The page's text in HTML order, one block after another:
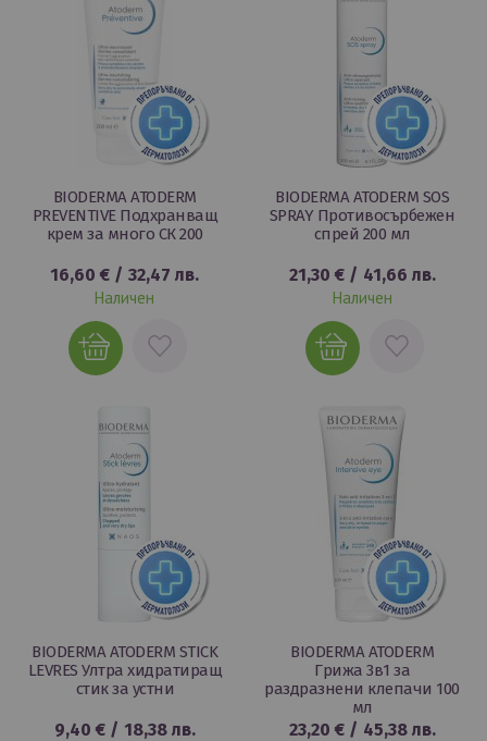
BIODERMA ATODERM
PREVENTIVE Подхранващ
крем за много СК 200
16,60 € / 32,47 лв.
Наличен
ДОБАВИ
BIODERMA ATODERM SOS
SPRAY Противосърбежен
спрей 200 мл
21,30 €/ 41,66 лв.
Наличен
ДОБАВИ
BIODERMA ATODERM STICK
LEVRES Ултра хидратиращ
стик за устни
9,40 €/ 18,38 лв.
BIODERMA ATODERM
Грижа 3в1 за
раздразнени клепачи 100
мл
23,20 €/ 45,38 лв.